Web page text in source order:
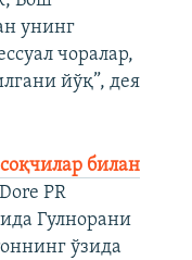
унинг
чоралар,
йўқ”, дея
билан
PR
Гулнорани
ўзида